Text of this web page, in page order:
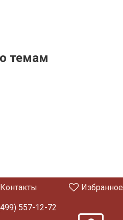
темам
Контакты Избранное
557-12-72